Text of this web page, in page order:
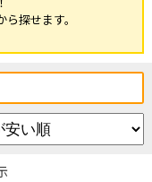
ら探せます。